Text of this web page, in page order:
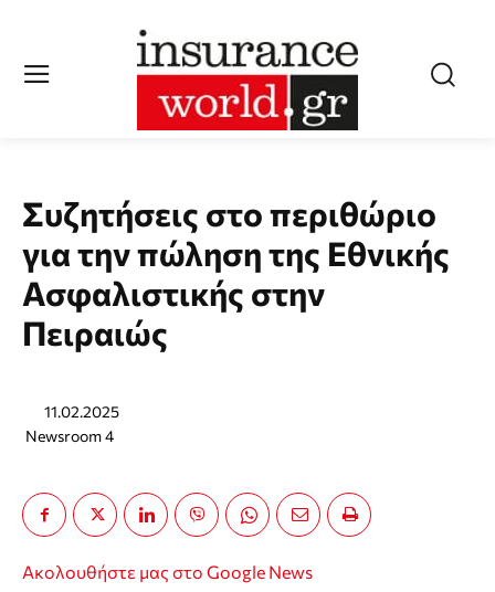
Συζητήσεις στο περιθώριο
για την πώληση της Εθνικής
Ασφαλιστικής στην
Πειραιώς
11.02.2025
Newsroom 4
Ακολουθήστε μας στο Google News